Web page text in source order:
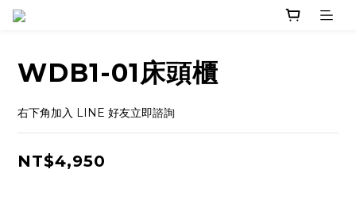
WDB1-01床頭櫃
右下角加入 LINE 好友立即諮詢
NT$4,950